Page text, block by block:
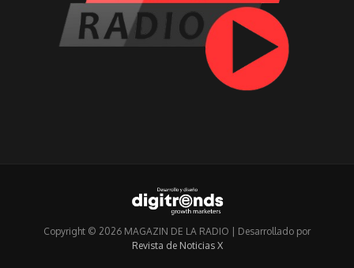
Copyright © 2026 MAGAZIN DE LA RADIO | Desarrollado por
Revista de Noticias X